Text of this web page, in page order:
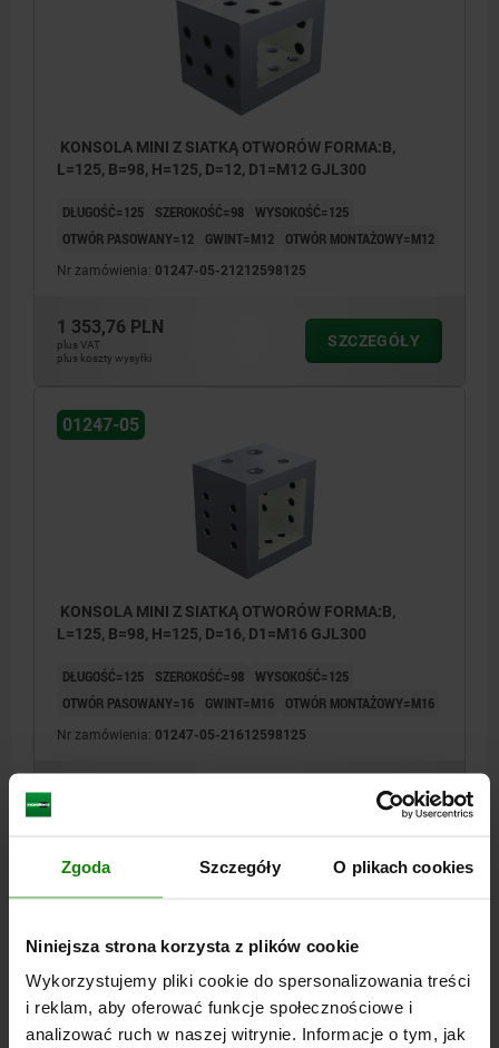
Zgoda Szczegóły O plikach cookies
Niniejsza strona korzysta z plików cookie
Wykorzystujemy pliki cookie do spersonalizowania treści
i reklam, aby oferować funkcje społecznościowe i
analizować ruch w naszej witrynie. Informacje o tym, jak
1) Otwór gwintowany
2) Otwór na śrubę pasowaną
3) Otwór przelotowy dla śruby z łbem
KONSOLA MINI Z SIATKĄ OTWORÓW FORMA:B,
L=125, B=98, H=125, D=12, D1=M12 GJL300
DŁUGOŚĆ=125 SZEROKOŚĆ=98 WYSOKOŚĆ=125
OTWÓR PASOWANY=12
GWINT=M12 OTWÓR MONTAŻOWY=M12
Nr zamówienia: 01247-05-21212598125
1 353,76 PLN
plus VAT
plus koszty wysyłki
SZCZEGÓŁY
01247-05
KONSOLA MINI Z SIATKĄ OTWORÓW FORMA:B,
L=125, B=98, H=125, D=16, D1=M16 GJL300
DŁUGOŚĆ=125 SZEROKOŚĆ=98 WYSOKOŚĆ=125
OTWÓR PASOWANY=16
GWINT=M16 OTWÓR MONTAŻOWY=M16
Nr zamówienia: 01247-05-21612598125
SZCZEGÓŁY
CAD
DO POBRANIA